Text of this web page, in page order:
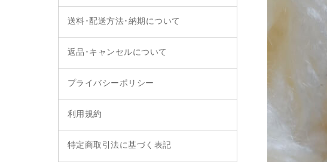
送料･配送方法･納期について
返品･キャンセルについて
プライバシーポリシー
利用規約
特定商取引法に基づく表記